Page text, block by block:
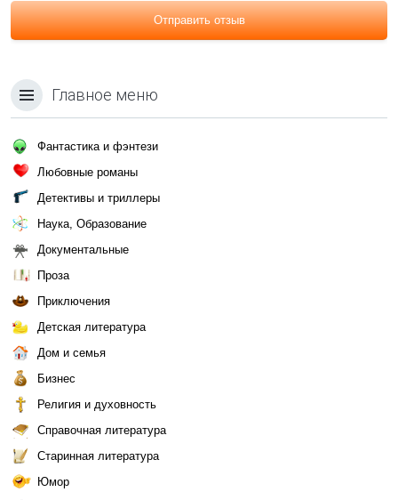
Отправить отзыв
Главное меню
Фантастика и фэнтези
Любовные романы
Детективы и триллеры
Наука, Образование
Документальные
Проза
Приключения
Детская литература
Дом и семья
Бизнес
Религия и духовность
Справочная литература
Старинная литература
Юмор